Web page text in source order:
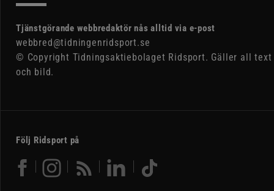
Tjänstgörande webbredaktör nås alltid via e-post
webbred@tidningenridsport.se
© Copyright Tidningsaktiebolaget Ridsport. Gäller all text
och bild.
Följ Ridsport på